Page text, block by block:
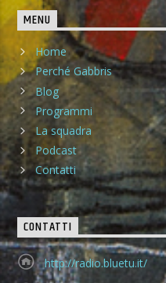
MENU
Home
Perché Gabbris
Blog
Programmi
La squadra
Podcast
Contatti
CONTATTI
http://radio.bluetu.it/